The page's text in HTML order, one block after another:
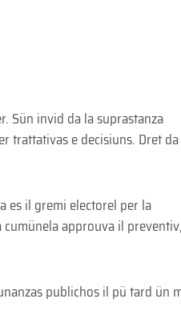
Sün invid da la suprastanza
trattativas e decisiuns. Dret da
es il gremi electorel per la
cumünela approuva il
publichos il pü tard ün